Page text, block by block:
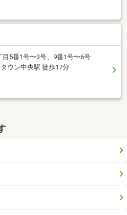
5番1号〜3号、9番1号〜6号
ウン中央駅 徒歩17分